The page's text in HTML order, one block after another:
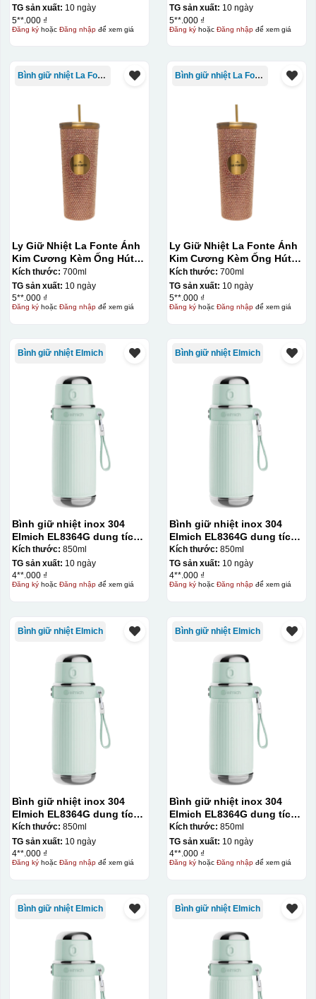
TG sản xuất: 10 ngày
5**.000 ₫
Đăng kýhoặc Đăng nhậpđể xem giá
TG sản xuất: 10 ngày
5**.000 ₫
Đăng kýhoặc Đăng nhậpđể xem giá
Bình giữ nhiệt La Fonte
Ly Giữ Nhiệt La Fonte Ánh
Kim Cương Kèm Ống Hút-
700 ml-014687-GOL
Kích thước: 700ml
TG sản xuất: 10 ngày
5**.000 ₫
Đăng kýhoặc Đăng nhậpđể xem giá
Bình giữ nhiệt La Fonte
Ly Giữ Nhiệt La Fonte Ánh
Kim Cương Kèm Ống Hút-
700 ml-014687-GOL
Kích thước: 700ml
TG sản xuất: 10 ngày
5**.000 ₫
Đăng kýhoặc Đăng nhậpđể xem giá
Bình giữ nhiệt Elmich
Bình giữ nhiệt inox 304
Elmich EL8364G dung tích
850ml
Kích thước: 850ml
TG sản xuất: 10 ngày
4**.000 ₫
Đăng kýhoặc Đăng nhậpđể xem giá
Bình giữ nhiệt Elmich
Bình giữ nhiệt inox 304
Elmich EL8364G dung tích
850ml
Kích thước: 850ml
TG sản xuất: 10 ngày
4**.000 ₫
Đăng kýhoặc Đăng nhậpđể xem giá
Bình giữ nhiệt Elmich
Bình giữ nhiệt inox 304
Elmich EL8364G dung tích
850ml
Kích thước: 850ml
TG sản xuất: 10 ngày
4**.000 ₫
Đăng kýhoặc Đăng nhậpđể xem giá
Bình giữ nhiệt Elmich
Bình giữ nhiệt inox 304
Elmich EL8364G dung tích
850ml
Kích thước: 850ml
TG sản xuất: 10 ngày
4**.000 ₫
Đăng kýhoặc Đăng nhậpđể xem giá
Bình giữ nhiệt Elmich Bình giữ nhiệt Elmich